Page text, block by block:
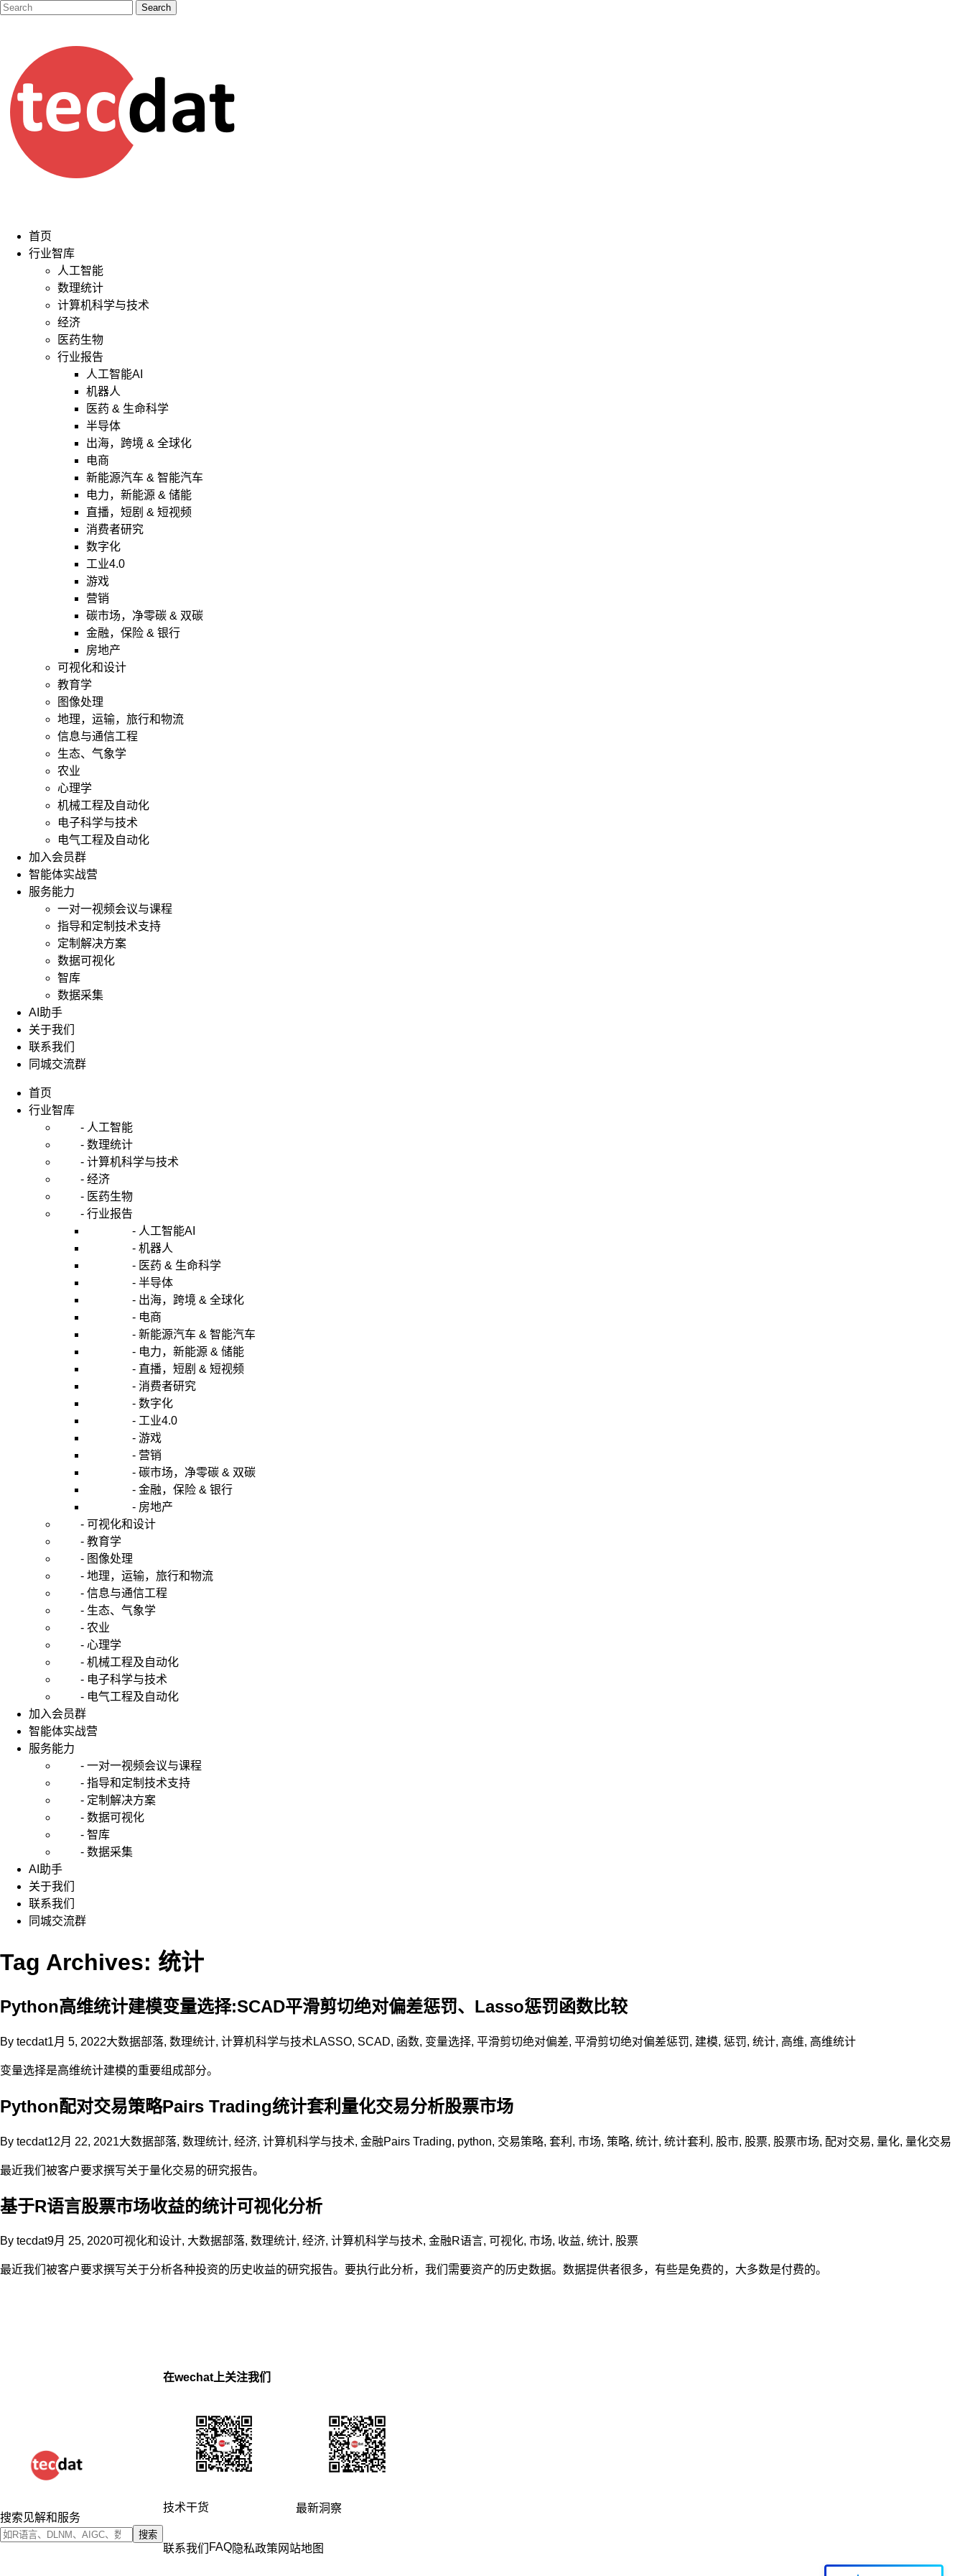
首页
行业智库
人工智能
数理统计
计算机科学与技术
经济
医药生物
行业报告
人工智能AI
机器人
医药 & 生命科学
半导体
出海，跨境 & 全球化
电商
新能源汽车 & 智能汽车
电力，新能源 & 储能
直播，短剧 & 短视频
消费者研究
数字化
工业4.0
游戏
营销
碳市场，净零碳 & 双碳
金融，保险 & 银行
房地产
可视化和设计
教育学
图像处理
地理，运输，旅行和物流
信息与通信工程
生态、气象学
农业
心理学
机械工程及自动化
电子科学与技术
电气工程及自动化
加入会员群
智能体实战营
服务能力
一对一视频会议与课程
指导和定制技术支持
定制解决方案
数据可视化
智库
数据采集
AI助手
关于我们
联系我们
同城交流群
首页
行业智库
- 人工智能
- 数理统计
- 计算机科学与技术
- 经济
- 医药生物
- 行业报告
- 人工智能AI
- 机器人
- 医药 & 生命科学
- 半导体
- 出海，跨境 & 全球化
- 电商
- 新能源汽车 & 智能汽车
- 电力，新能源 & 储能
- 直播，短剧 & 短视频
- 消费者研究
- 数字化
- 工业4.0
- 游戏
- 营销
- 碳市场，净零碳 & 双碳
- 金融，保险 & 银行
- 房地产
- 可视化和设计
- 教育学
- 图像处理
- 地理，运输，旅行和物流
- 信息与通信工程
- 生态、气象学
- 农业
- 心理学
- 机械工程及自动化
- 电子科学与技术
- 电气工程及自动化
加入会员群
智能体实战营
服务能力
- 一对一视频会议与课程
- 指导和定制技术支持
- 定制解决方案
- 数据可视化
- 智库
- 数据采集
AI助手
关于我们
联系我们
同城交流群
Tag Archives: 统计
Python高维统计建模变量选择:SCAD平滑剪切绝对偏差惩罚、Lasso惩罚函数比较
By tecdat1月 5, 2022大数据部落, 数理统计, 计算机科学与技术LASSO, SCAD, 函数, 变量选择, 平滑剪切绝对偏差, 平滑剪切绝对偏差惩罚, 建模, 惩罚, 统计, 高维, 高维统计
变量选择是高维统计建模的重要组成部分。
Python配对交易策略Pairs Trading统计套利量化交易分析股票市场
By tecdat12月 22, 2021大数据部落, 数理统计, 经济, 计算机科学与技术, 金融Pairs Trading, python, 交易策略, 套利 , 市场, 策略, 统计, 统计套利 , 股市, 股票, 股票市场, 配对交易, 量化, 量化交易
最近我们被客户要求撰写关于量化交易的研究报告。
基于R语言股票市场收益的统计可视化分析
By tecdat9月 25, 2020可视化和设计, 大数据部落, 数理统计, 经济, 计算机科学与技术, 金融R语言, 可视化, 市场, 收益, 统计, 股票
最近我们被客户要求撰写关于分析各种投资的历史收益的研究报告。要执行此分析，我们需要资产的历史数据。数据提供者很多，有些是免费的，大多数是付费的。
搜索见解和服务
搜索
在wechat上关注我们
技术干货 最新洞察
联系我们 FAQ隐私政策 网站地图